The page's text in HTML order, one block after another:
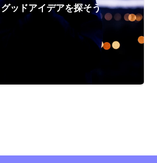
グッドアイデアを探そう